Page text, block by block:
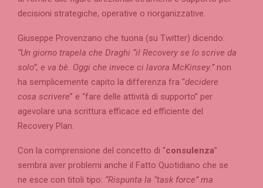
decisioni strategiche, operative o riorganizzative.
Giuseppe Provenzano che tuona (su Twitter) dicendo:
“Un giorno trapela che Draghi “il Recovery se lo scrive da
solo”, e va bè. Oggi che invece ci lavora McKinsey.” non
ha semplicemente capito la differenza fra “decidere
cosa scrivere” e “fare delle attività di supporto” per
agevolare una scrittura efficace ed efficiente del
Recovery Plan.
Con la comprensione del concetto di “consulenza”
sembra aver problemi anche il Fatto Quotidiano che se
ne esce con titoli tipo: “Rispunta la “task force” ma